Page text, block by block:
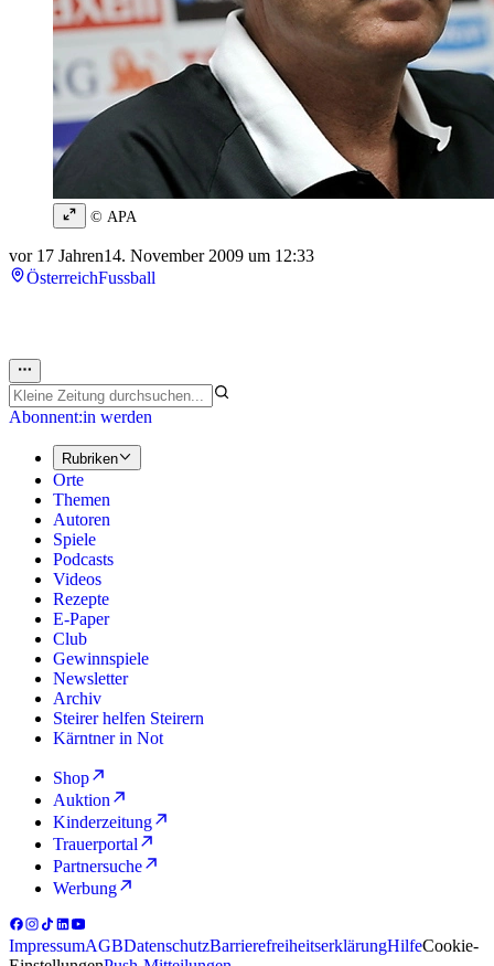
© APA
vor 17 Jahren14. November 2009 um 12:33
ÖsterreichFussball
Abonnent:in werden
Rubriken
Orte
Themen
Autoren
Spiele
Podcasts
Videos
Rezepte
E-Paper
Club
Gewinnspiele
Newsletter
Archiv
Steirer helfen Steirern
Kärntner in Not
Shop
Auktion
Kinderzeitung
Trauerportal
Partnersuche
Werbung
ImpressumAGBDatenschutzBarrierefreiheitserklärungHilfeCookie-